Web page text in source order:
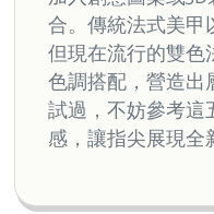
合。傳統法式美甲
但現在流行的雙色
色調搭配，營造出
試過，不妨參考這
感，讓指尖展現全